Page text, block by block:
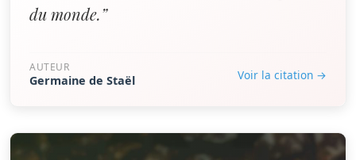
du monde.”
AUTEUR
Germaine de Staël Voir la citation →